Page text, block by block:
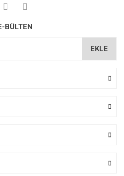
bilgiler bulunuyor.
BÜLTEN
EKLE